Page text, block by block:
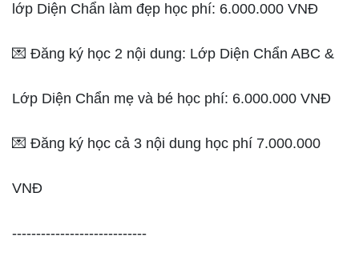
lớp Diện Chẩn làm đẹp học phí: 6.000.000 VNĐ
💌 Đăng ký học 2 nội dung: Lớp Diện Chẩn ABC &
Lớp Diện Chẩn mẹ và bé học phí: 6.000.000 VNĐ
💌 Đăng ký học cả 3 nội dung học phí 7.000.000
VNĐ
----------------------------